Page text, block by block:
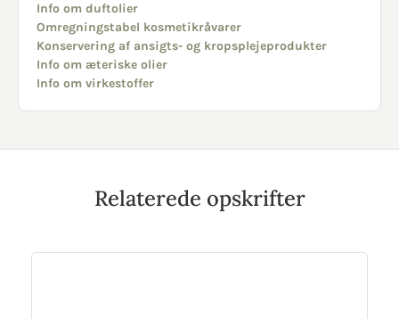
Info om duftolier
Omregningstabel kosmetikråvarer
Konservering af ansigts- og kropsplejeprodukter
Info om æteriske olier
Info om virkestoffer
Relaterede opskrifter